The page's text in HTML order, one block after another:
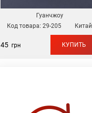
Гуанчжоу
Код товара: 29-205 Китай
45грн КУПИТЬ